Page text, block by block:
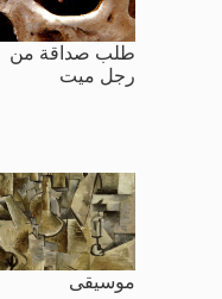
طلب صداقة من
رجل ميت
موسيقى